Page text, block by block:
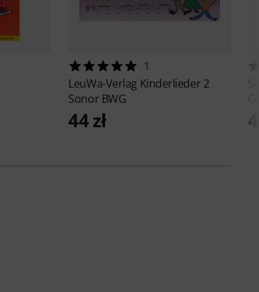
1
LeuWa-Verlag Kinderlieder 2
Sonor BWG
44 zł